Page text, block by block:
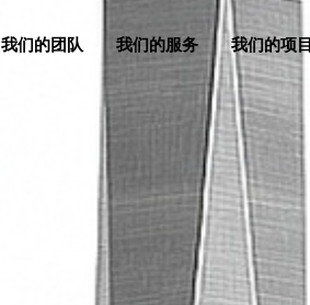
我们的团队 我们的服务 我们的项目